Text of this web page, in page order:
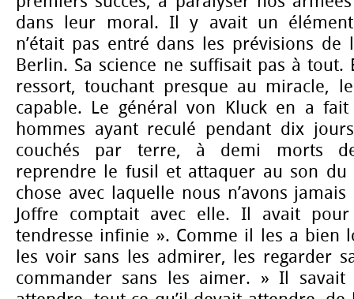
dans leur moral. Il y avait un élément
n’était pas entré dans les prévisions de
Berlin. Sa science ne suffisait pas à
ressort, touchant presque au miracle,
capable. Le général von Kluck en a
hommes ayant reculé pendant dix
couchés par terre, à demi morts
reprendre le fusil et attaquer au son du
chose avec laquelle nous n’avons
Joffre comptait avec elle. Il avait
tendresse infinie ». Comme il les a bien
les voir sans les admirer, les regarder
commander sans les aimer. » Il savait